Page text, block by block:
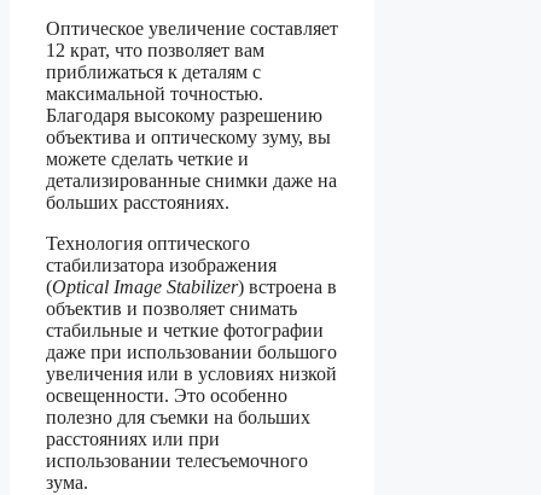
Оптическое увеличение составляет
12 крат, что позволяет вам
приближаться к деталям с
максимальной точностью.
Благодаря высокому разрешению
объектива и оптическому зуму, вы
можете сделать четкие и
детализированные снимки даже на
больших расстояниях.
Технология оптического
стабилизатора изображения
(Optical Image Stabilizer) встроена в
объектив и позволяет снимать
стабильные и четкие фотографии
даже при использовании большого
увеличения или в условиях низкой
освещенности. Это особенно
полезно для съемки на больших
расстояниях или при
использовании телесъемочного
зума.